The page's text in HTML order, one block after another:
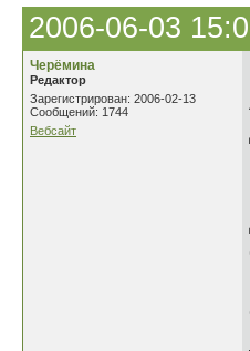
2006-06-03
Черёмина
Редактор
Зарегистрирован: 2006-02-13
Сообщений: 1744
Вебсайт